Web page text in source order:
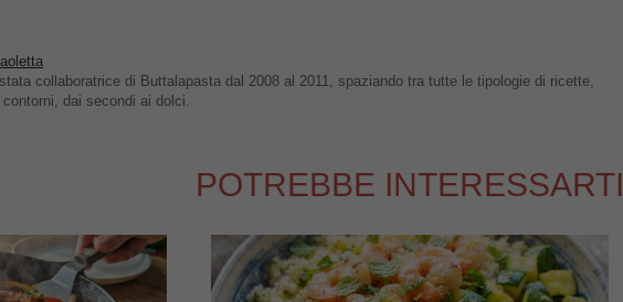
collaboratrice di Buttalapasta dal 2008 al 2011, spaziando tra tutte le tipologie di ricette,
dai secondi ai dolci.
POTREBBE INTERESSARTI